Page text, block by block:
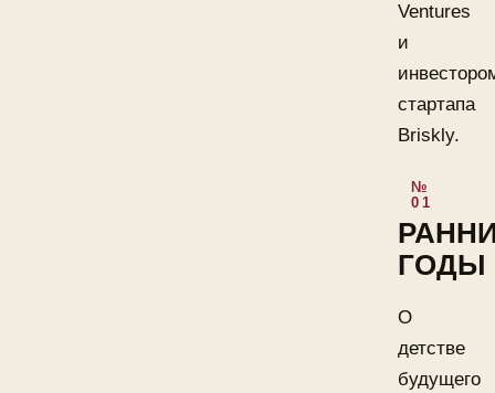
Ventures
и
стартапа
Briskly.
ГОДЫ
О
детстве
будущего